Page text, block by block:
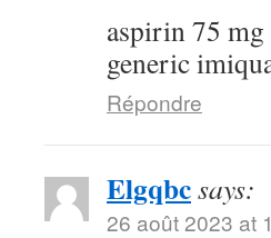
aspirin 75
generic
Répondre
Elgqbcsays:
26 août 2023 at